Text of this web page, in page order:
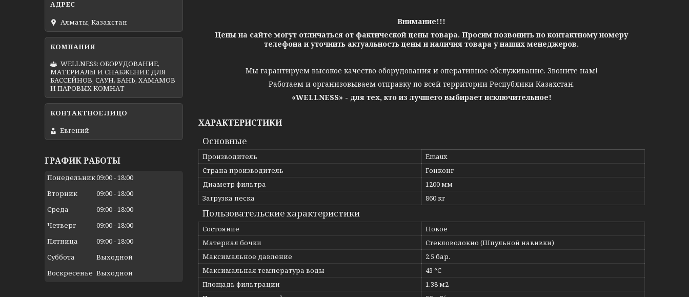
Внимание!!!
Цены на сайте могут отличаться от фактической цены товара. Просим позвонить по контактному номеру
телефона и уточнить актуальность цены и наличия товара у наших менеджеров.
Мы гарантируем высокое качество оборудования и оперативное обслуживание. Звоните нам!
Работаем и организовываем отправку по всей территории Республики Казахстан.
«WELLNESS» - для тех, кто из лучшего выбирает исключительное!
ХАРАКТЕРИСТИКИ
Основные
Производитель
Emaux
Страна производитель
Гонконг
Диаметр фильтра
1200 мм
Загрузка песка
860 кг
Пользовательские характеристики
Состояние
Новое
Материал бочки
Стекловолокно (Шпульной навивки)
Максимальное давление
2.5 бар.
Максимальная температура воды
43 °C
Площадь фильтрации
1.38 м2
Алматы, Казахстан
WELLNESS: ОБОРУДОВАНИЕ,
МАТЕРИАЛЫ И СНАБЖЕНИЕ ДЛЯ
БАССЕЙНОВ, САУН, БАНЬ, ХАМАМОВ
И ПАРОВЫХ КОМНАТ
Евгений
ГРАФИК РАБОТЫ
Понедельник09:00 18:00
Вторник
09:00 18:00
Среда
09:00 18:00
Четверг
09:00 18:00
Пятница
09:00 18:00
Суббота
Выходной
Воскресенье Выходной